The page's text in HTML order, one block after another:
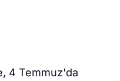
4 Temmuz'da